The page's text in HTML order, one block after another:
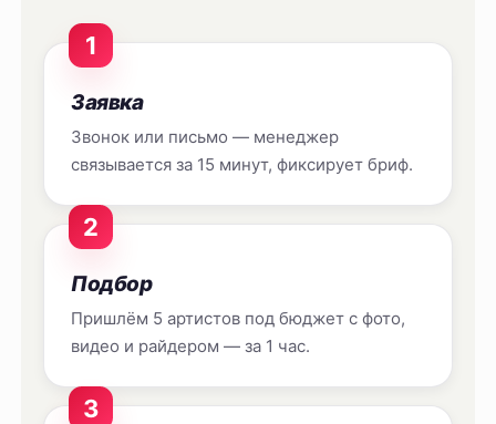
1
Заявка
Звонок или письмо — менеджер
связывается за 15 минут, фиксирует бриф.
2
Подбор
Пришлём 5 артистов под бюджет с фото,
видео и райдером — за 1 час.
3